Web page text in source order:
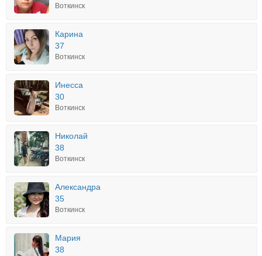
Воткинск
Карина
37
Воткинск
Инесса
30
Воткинск
Николай
38
Воткинск
Александра
35
Воткинск
Мария
38